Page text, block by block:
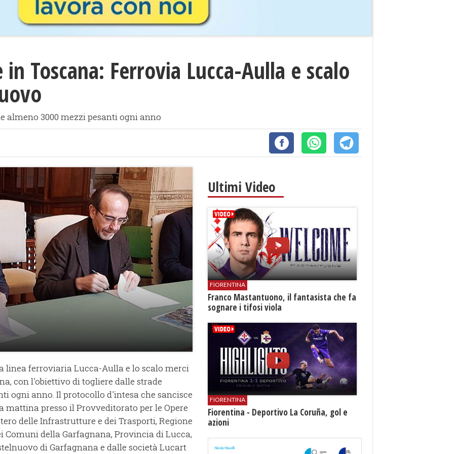
Toscana: Ferrovia Lucca-Aulla e scalo
almeno 3000 mezzi pesanti ogni anno
linea ferroviaria Lucca-Aulla e lo scalo merci
con l'obiettivo di togliere dalle strade
ogni anno. Il protocollo d'intesa che sancisce
mattina presso il Provveditorato per le Opere
delle Infrastrutture e dei Trasporti, Regione
Comuni della Garfagnana, Provincia di Lucca,
di Garfagnana e dalle società Lucart
Ultimi Video
FIORENTINA
Franco Mastantuono, il fantasista che fa
sognare i tifosi viola
FIORENTINA
Fiorentina - Deportivo La Coruña, gol e
azioni